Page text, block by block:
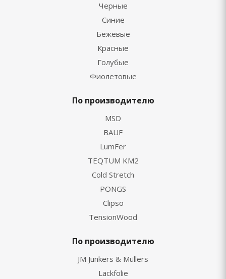
Черные
Синие
Бежевые
Красные
Голубые
Фиолетовые
По производителю
MSD
BAUF
LumFer
TEQTUM KM2
Cold Stretch
PONGS
Clipso
TensionWood
По производителю
JM Junkers & Müllers
Lackfolie